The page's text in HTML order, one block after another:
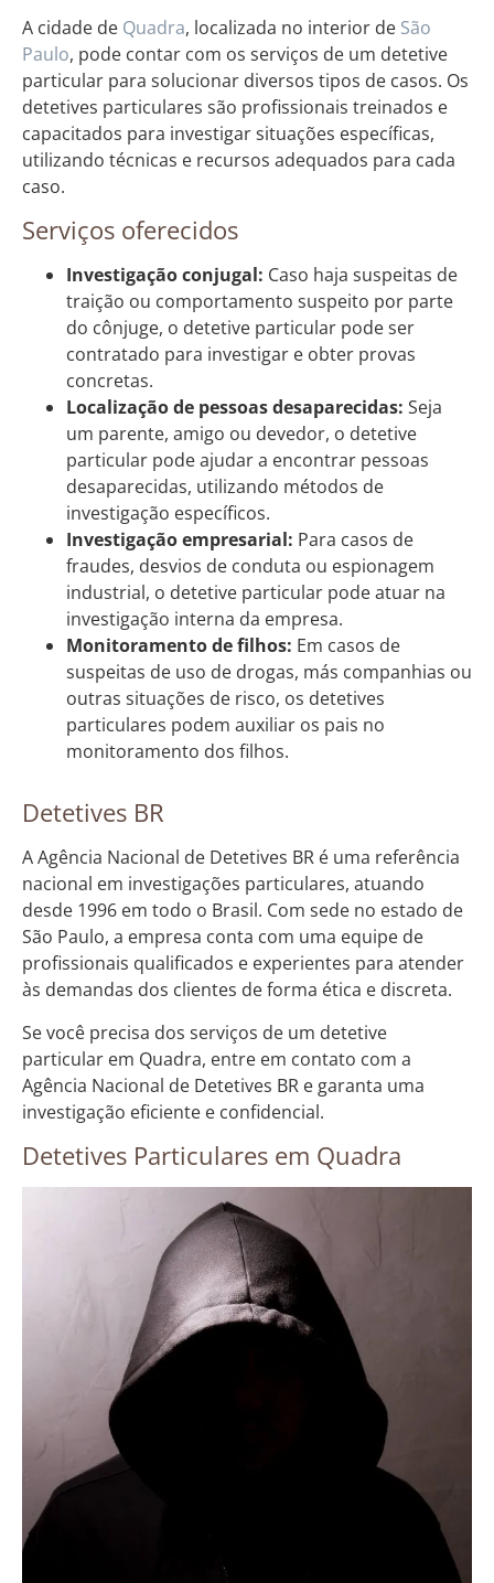
A cidade de Quadra, localizada no interior de São
Paulo, pode contar com os serviços de um detetive
particular para solucionar diversos tipos de casos. Os
detetives particulares são profissionais treinados e
capacitados para investigar situações específicas,
utilizando técnicas e recursos adequados para cada
caso.
Serviços oferecidos
Investigação conjugal: Caso haja suspeitas de
traição ou comportamento suspeito por parte
do cônjuge, o detetive particular pode ser
contratado para investigar e obter provas
concretas.
Localização de pessoas desaparecidas: Seja
um parente, amigo ou devedor, o detetive
particular pode ajudar a encontrar pessoas
desaparecidas, utilizando métodos de
investigação específicos.
Investigação empresarial: Para casos de
fraudes, desvios de conduta ou espionagem
industrial, o detetive particular pode atuar na
investigação interna da empresa.
Monitoramento de filhos: Em casos de
suspeitas de uso de drogas, más companhias ou
outras situações de risco, os detetives
particulares podem auxiliar os pais no
monitoramento dos filhos.
Detetives BR
A Agência Nacional de Detetives BR é uma referência
nacional em investigações particulares, atuando
desde 1996 em todo o Brasil. Com sede no estado de
São Paulo, a empresa conta com uma equipe de
profissionais qualificados e experientes para atender
às demandas dos clientes de forma ética e discreta.
Se você precisa dos serviços de um detetive
particular em Quadra, entre em contato com a
Agência Nacional de Detetives BR e garanta uma
investigação eficiente e confidencial.
Detetives Particulares em Quadra